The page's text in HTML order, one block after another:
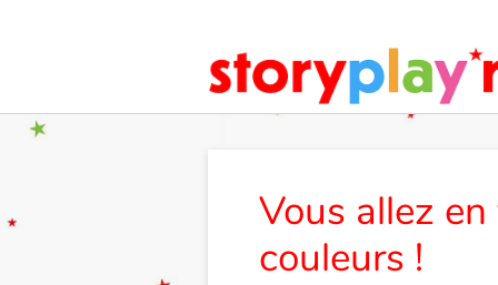
Vous allez
couleurs !